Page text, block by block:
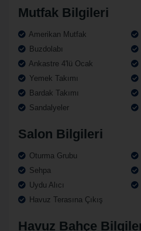
Mutfak Bilgileri
Amerikan Mutfak
Buzdolabı
Ankastre 4'lü Ocak
Yemek Takımı
Bardak Takımı
Sandalyeler
Salon Bilgileri
Oturma Grubu
Sehpa
Uydu Alıcı
Havuz Terasına Çıkış
Havuz Bahçe